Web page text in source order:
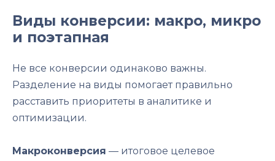
Виды конверсии: макро, микро
и поэтапная
Не все конверсии одинаково важны.
Разделение на виды помогает правильно
расставить приоритеты в аналитике и
оптимизации.
Макроконверсия — итоговое целевое